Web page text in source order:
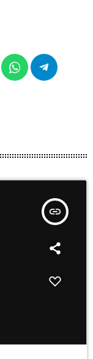
insert_link